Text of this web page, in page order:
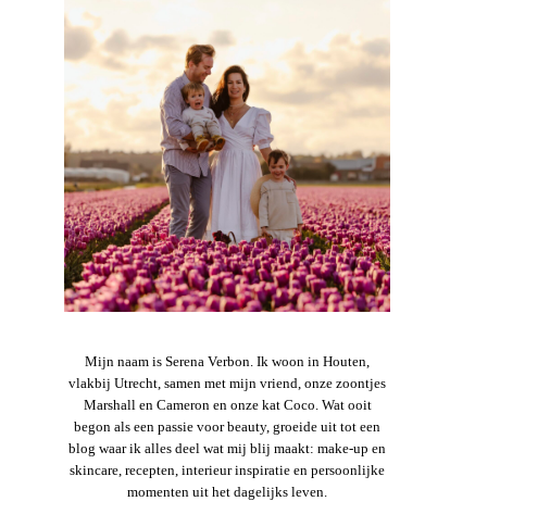
Mijn naam is Serena Verbon. Ik woon in Houten,
vlakbij Utrecht, samen met mijn vriend, onze zoontjes
Marshall en Cameron en onze kat Coco. Wat ooit
begon als een passie voor beauty, groeide uit tot een
blog waar ik alles deel wat mij blij maakt: make-up en
skincare, recepten, interieur inspiratie en persoonlijke
momenten uit het dagelijks leven.